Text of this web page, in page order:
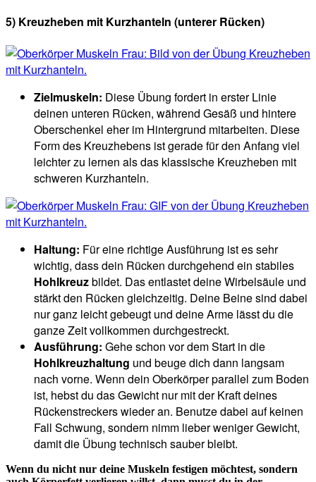
5) Kreuzheben mit Kurzhanteln (unterer Rücken)
Zielmuskeln: Diese Übung fordert in erster Linie
deinen unteren Rücken, während Gesäß und hintere
Oberschenkel eher im Hintergrund mitarbeiten. Diese
Form des Kreuzhebens ist gerade für den Anfang viel
leichter zu lernen als das klassische Kreuzheben mit
schweren Kurzhanteln.
Haltung: Für eine richtige Ausführung ist es sehr
wichtig, dass dein Rücken durchgehend ein stabiles
Hohlkreuzbildet. Das entlastet deine Wirbelsäule und
stärkt den Rücken gleichzeitig. Deine Beine sind dabei
nur ganz leicht gebeugt und deine Arme lässt du die
ganze Zeit vollkommen durchgestreckt.
Ausführung: Gehe schon vor dem Start in die
Hohlkreuzhaltung und beuge dich dann langsam
nach vorne. Wenn dein Oberkörper parallel zum Boden
ist, hebst du das Gewicht nur mit der Kraft deines
Rückenstreckers wieder an. Benutze dabei auf keinen
Fall Schwung, sondern nimm lieber weniger Gewicht,
damit die Übung technisch sauber bleibt.
Wenn du nicht nur deine Muskeln festigen möchtest, sondern